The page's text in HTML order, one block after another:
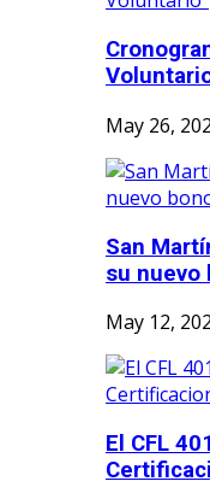
May 26,
San
su nuevo
May 12,
El CFL